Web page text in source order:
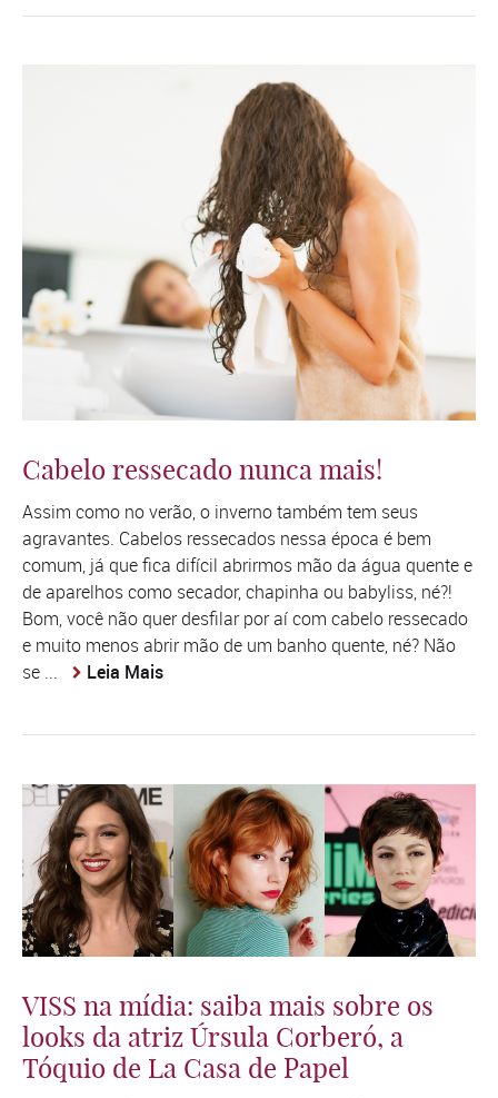
Cabelo ressecado nunca mais!
Assim como no verão, o inverno também tem seus
agravantes. Cabelos ressecados nessa época é bem
comum, já que fica difícil abrirmos mão da água quente e
de aparelhos como secador, chapinha ou babyliss, né?!
Bom, você não quer desfilar por aí com cabelo ressecado
e muito menos abrir mão de um banho quente, né? Não
se ...
Leia Mais
VISS na mídia: saiba mais sobre os
looks da atriz Úrsula Corberó, a
Tóquio de La Casa de Papel